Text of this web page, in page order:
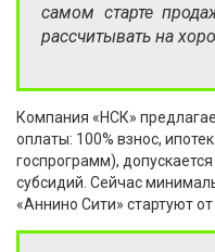
самом старте
рассчитывать на
Компания «НСК»
оплаты: 100% взнос,
госпрограмм),
субсидий. Сейчас
«Аннино Сити» стартуют от